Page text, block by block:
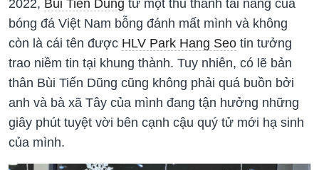
2022, Bùi Tiến Dũng từ một thủ thành tài năng của
bóng đá Việt Nam bỗng đánh mất mình và không
còn là cái tên được HLV Park Hang Seo tin tưởng
trao niềm tin tại khung thành. Tuy nhiên, có lẽ bản
thân Bùi Tiến Dũng cũng không phải quá buồn bởi
anh và bà xã Tây của mình đang tận hưởng những
giây phút tuyệt vời bên cạnh cậu quý tử mới hạ sinh
của mình.